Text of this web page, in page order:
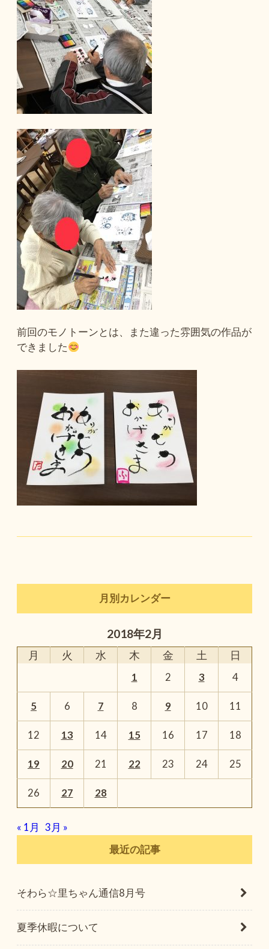
前回のモノトーンとは、また違った雰囲気の作品が
できました
月別カレンダー
2018年2月
月 火 水 木 金 土 日
1 2 3 4
5 6 7 8 9 10 11
12 13 14 15 16 17 18
19 20 21 22 23 24 25
26 27 28
« 1月 3月 »
最近の記事
そわら☆里ちゃん通信8月号
夏季休暇について